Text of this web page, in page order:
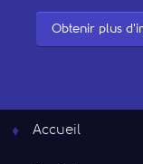
Obtenir plus
Accueil